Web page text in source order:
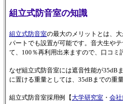
組立式防音室の知識
組立式防音室の最大のメリットとは、
パートでも設置が可能です。音大生や
て、100％再利用出来ますので、口コ
なぜ組立式防音室には遮音性能が35dB
に置ける重量としては、35dBまでの重
組立式防音室採用例【 大学研究室 ・ 会